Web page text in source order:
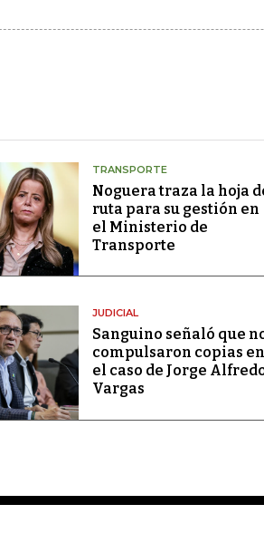
TRANSPORTE
Noguera traza la hoja
ruta para su gestión en
el Ministerio de
Transporte
JUDICIAL
Sanguino señaló que
compulsaron copias en
el caso de Jorge
Vargas